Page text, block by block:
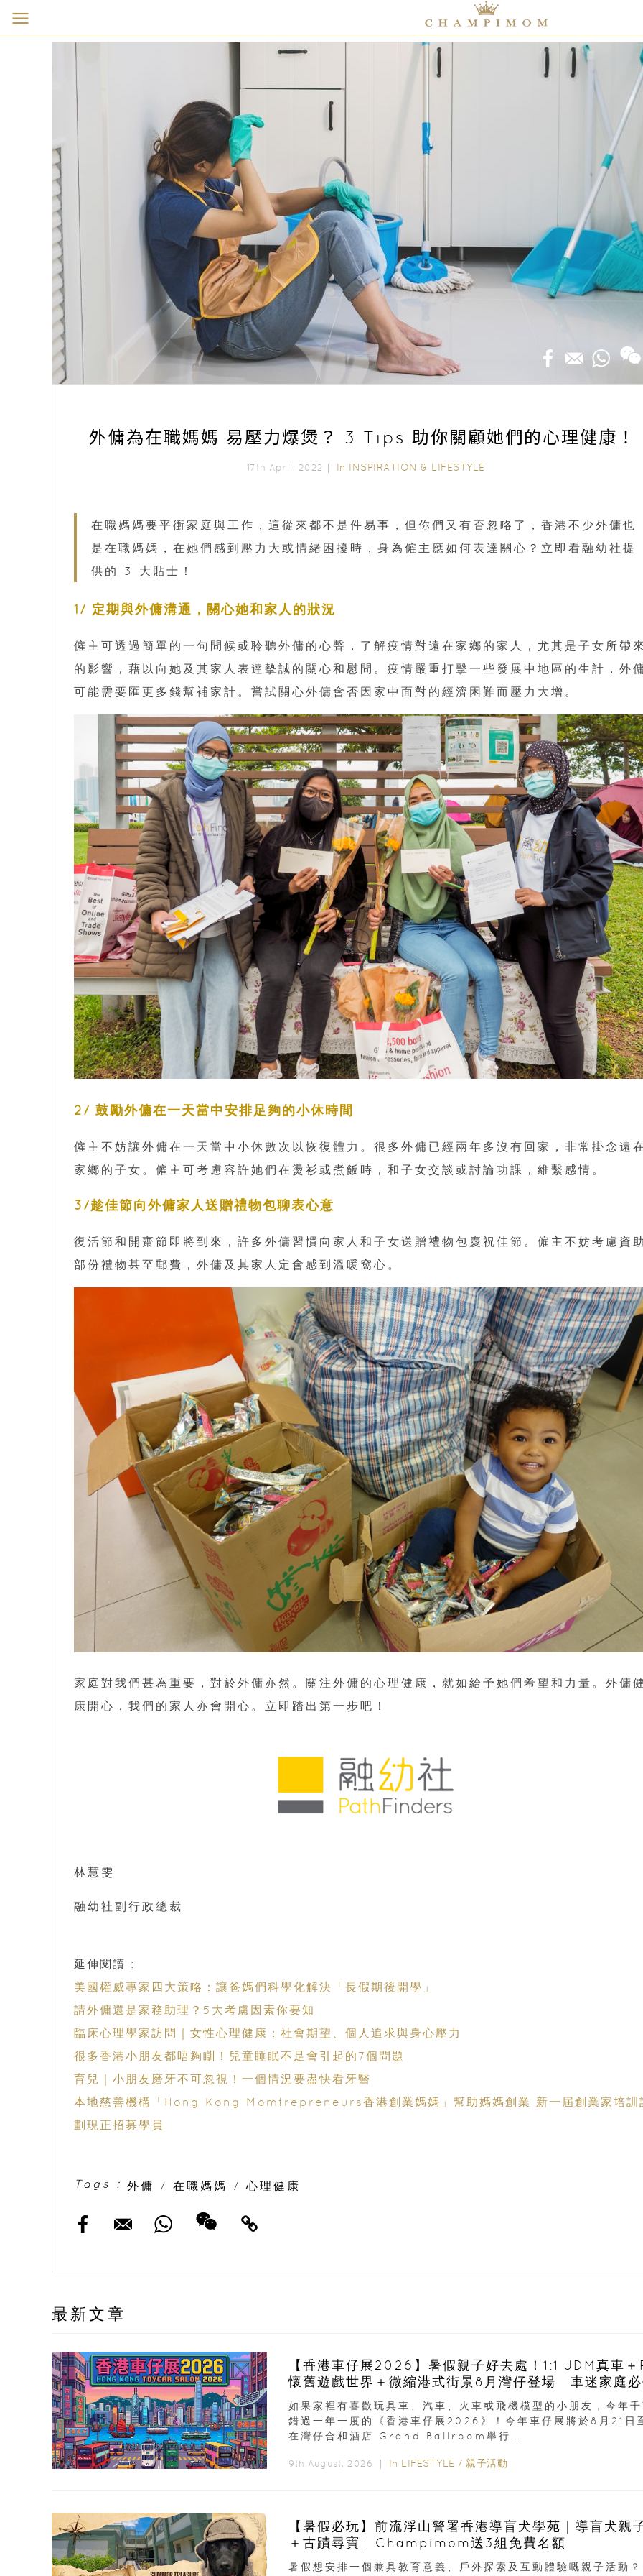
外傭為在職媽媽 易壓力爆煲？ 3 Tips 助你關顧她們的心理健康！
17th April, 2022｜ In INSPIRATION & LIFESTYLE
在職媽媽要平衝家庭與工作，這從來都不是件易事，但你們又有否忽略了，香港不少外傭也
是在職媽媽，在她們感到壓力大或情緒困擾時，身為僱主應如何表達關心？立即看融幼社提
供的 3 大貼士！
1/ 定期與外傭溝通，關心她和家人的狀況
僱主可透過簡單的一句問候或聆聽外傭的心聲，了解疫情對遠在家鄉的家人，尤其是子女所帶
的影響，藉以向她及其家人表達摰誠的關心和慰問。疫情嚴重打擊一些發展中地區的生計，外
可能需要匯更多錢幫補家計。嘗試關心外傭會否因家中面對的經濟困難而壓力大增。
2/ 鼓勵外傭在一天當中安排足夠的小休時間
僱主不妨讓外傭在一天當中小休數次以恢復體力。很多外傭已經兩年多沒有回家，非常掛念遠
家鄉的子女。僱主可考慮容許她們在燙衫或煮飯時，和子女交談或討論功課，維繫感情。
3/趁佳節向外傭家人送贈禮物包聊表心意
復活節和開齋節即將到來，許多外傭習慣向家人和子女送贈禮物包慶祝佳節。僱主不妨考慮資
部份禮物甚至郵費，外傭及其家人定會感到溫暖窩心。
家庭對我們甚為重要，對於外傭亦然。關注外傭的心理健康，就如給予她們希望和力量。外傭
康開心，我們的家人亦會開心。立即踏出第一步吧！
林慧雯
融幼社副行政總裁
延伸閱讀 :
美國權威專家四大策略：讓爸媽們科學化解決「長假期後開學」
請外傭還是家務助理？5大考慮因素你要知
臨床心理學家訪問｜女性心理健康：社會期望、個人追求與身心壓力
很多香港小朋友都唔夠瞓！兒童睡眠不足會引起的7個問題
育兒｜小朋友磨牙不可忽視！一個情況要盡快看牙醫
本地慈善機構「Hong Kong Momtrepreneurs香港創業媽媽」幫助媽媽創業 新一屆創業家培訓
劃現正招募學員
Tags : 外傭 / 在職媽媽 / 心理健康
最新文章
【香港車仔展2026】暑假親子好去處！1:1 JDM真車
懷舊遊戲世界＋微縮港式街景8月灣仔登場 車迷家庭
如果家裡有喜歡玩具車、汽車、火車或飛機模型的小朋友，今年
錯過一年一度的《香港車仔展2026》！今年車仔展將於8月21日
在灣仔合和酒店 Grand Ballroom舉行...
9th August, 2026 ｜ In LIFESTYLE / 親子活動
【暑假必玩】前流浮山警署香港導盲犬學苑｜導盲犬親
＋古蹟尋寶 | Champimom送3組免費名額
暑假想安排一個兼具教育意義、戶外探索及互動體驗嘅親子活動